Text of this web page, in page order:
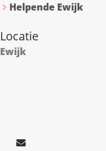
Helpende Ewijk
Locatie
Ewijk